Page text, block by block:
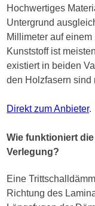
Hochwertiges
Untergrund
Millimeter auf
Kunststoff ist
existiert in beiden
den Holzfasern sind
Direkt zum Anbieter.
Wie funktioniert
Verlegung?
Eine
Richtung des